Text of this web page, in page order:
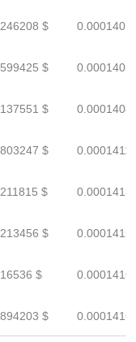
$
$
$
$
$
$
$
$